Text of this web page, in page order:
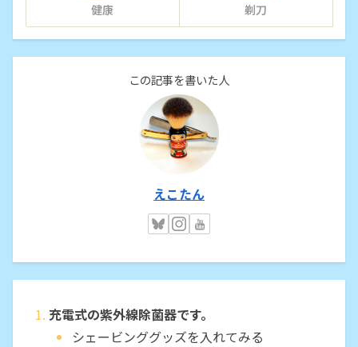
健康 剃刀
この記事を書いた人
えこたん
充電式の紫外線除菌器です。
シェービンググッズを入れてみる